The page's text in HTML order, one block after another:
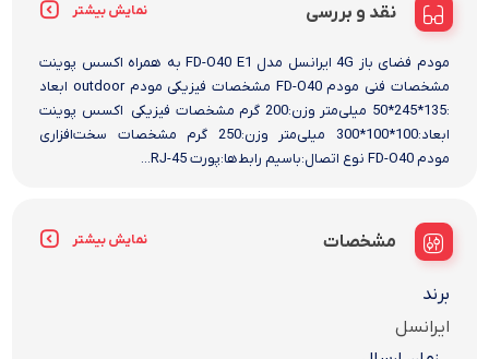
نقد و بررسی نمایش بیشتر
مودم فضای باز 4G ایرانسل مدل FD-O40 E1 به همراه اکسس پوینت
مشخصات فنی مودم FD-O40 مشخصات فیزیکی مودم outdoor ابعاد
:135*245*50 میلی‌متر وزن:200 گرم مشخصات فیزیکی اکسس پوینت
ابعاد:100*100*300 میلی‌متر وزن:250 گرم مشخصات سخت‌افزاری
مودم FD-O40 نوع اتصال:باسیم رابط‌ها:پورت RJ-45...
مشخصات نمایش بیشتر
برند
ایرانسل